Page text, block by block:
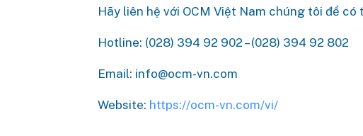
Hãy liên hệ với OCM Việt Nam chúng tôi để
Hotline: (028) 394 92 902 – (028) 394 92 802
Email: info@ocm-vn.com
Website: https://ocm-vn.com/vi/